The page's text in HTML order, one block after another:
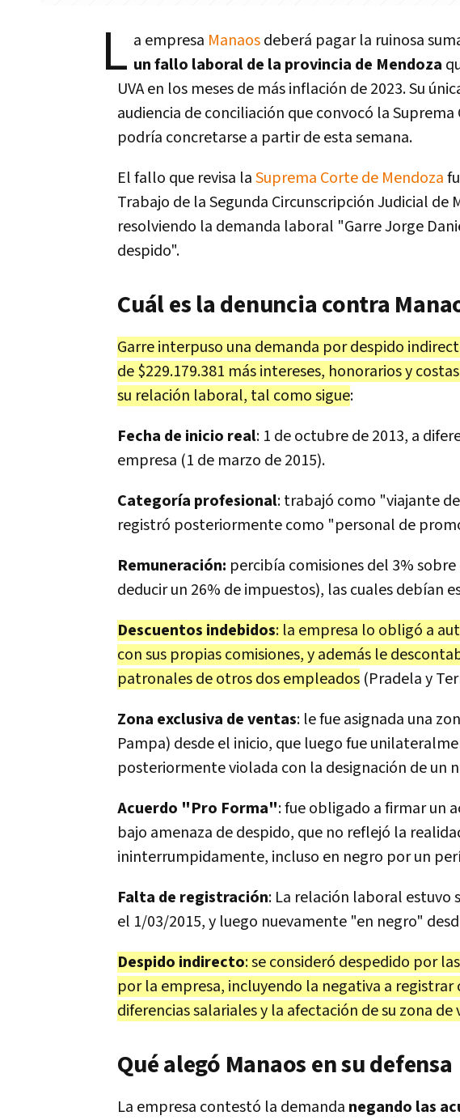
L a empresa Manaosdeberá pagar la ruinosa
un fallo laboral de la provincia de Mendoza
UVA en los meses de más inflación de 2023. Su
audiencia de conciliación que convocó la
podría concretarse a partir de esta semana.
El fallo que revisa laSuprema Corte de Mendoza
Trabajo de la Segunda Circunscripción Judicial de
resolviendo la demanda laboral "Garre Jorge
despido".
Cuál es la denuncia contra
Garre interpuso una demanda por despido
de $229.179.381 más intereses, honorarios y
su relación laboral, tal como sigue:
Fecha de inicio real: 1 de octubre de 2013, a
empresa (1 de marzo de 2015).
Categoría profesional: trabajó como "viajante
registró posteriormente como "personal de
Remuneración: percibía comisiones del 3%
deducir un 26% de impuestos), las cuales debían
Descuentos indebidos: la empresa lo obligó a
con sus propias comisiones, y además le
patronales de otros dos empleados (Pradela y
Zona exclusiva de ventas: le fue asignada una
Pampa) desde el inicio, que luego fue
posteriormente violada con la designación de un
Acuerdo "Pro Forma": fue obligado a firmar un
bajo amenaza de despido, que no reflejó la
ininterrumpidamente, incluso en negro por un
Falta de registración: La relación laboral estuvo
el 1/03/2015, y luego nuevamente "en negro"
Despido indirecto: se consideró despedido por
por la empresa, incluyendo la negativa a
diferencias salariales y la afectación de su zona de
Qué alegó Manaos en su defensa
La empresa contestó la demanda negando las